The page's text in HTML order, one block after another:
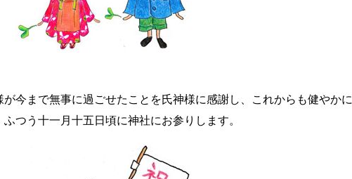
今まで無事に過ごせたことを氏神様に感謝し、これからも健やかに
つう十一月十五日頃に神社にお参りします。